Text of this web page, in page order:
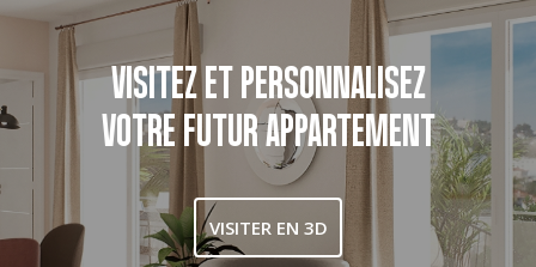
VISITEZ ET PERSONNALISEZ
VOTRE FUTUR APPARTEMENT
VISITER EN 3D